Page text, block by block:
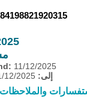
11/12/2025
إلى: